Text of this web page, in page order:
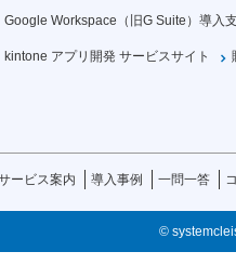
Google Workspace（旧G Suite）導入
kintone アプリ開発 サービスサイト
ービス案内 導入事例 一問一答
©